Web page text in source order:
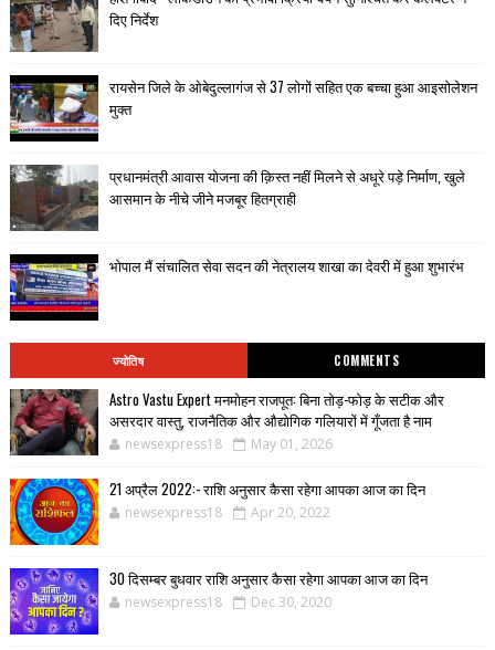
दिए निर्देश
रायसेन जिले के ओबेदुल्लागंज से 37 लोगों सहित एक बच्चा हुआ आइसोलेशन
मुक्त
प्रधानमंत्री आवास योजना की क़िस्त नहीं मिलने से अधूरे पड़े निर्माण, खुले
आसमान के नीचे जीने मजबूर हितग्राही
भोपाल मैं संचालित सेवा सदन की नेत्रालय शाखा का देवरी में हुआ शुभारंभ
ज्योतिष COMMENTS
Astro Vastu Expert मनमोहन राजपूत: बिना तोड़-फोड़ के सटीक और
असरदार वास्तु, राजनैतिक और औद्योगिक गलियारों में गूँजता है नाम
newsexpress18 May 01, 2026
21 अप्रैल 2022:- राशि अनुसार कैसा रहेगा आपका आज का दिन
newsexpress18 Apr 20, 2022
30 दिसम्बर बुधवार राशि अनुसार कैसा रहेगा आपका आज का दिन
newsexpress18 Dec 30, 2020